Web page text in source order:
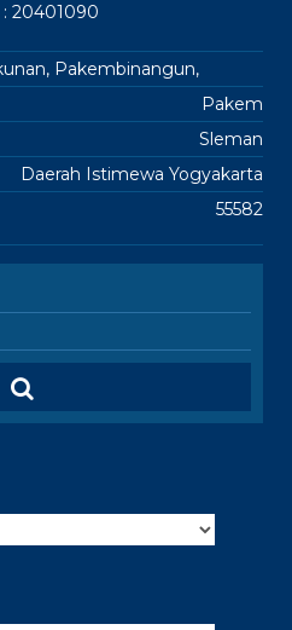
20401090
Pakembinangun,
Pakem
Sleman
Daerah Istimewa Yogyakarta
55582